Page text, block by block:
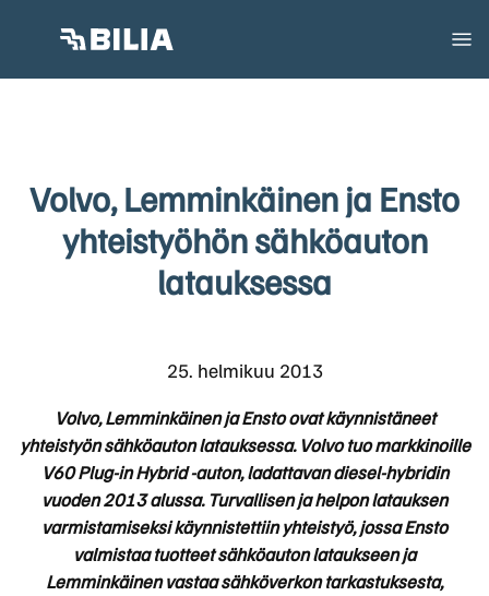
Volvo, Lemminkäinen ja Ensto
yhteistyöhön sähköauton
latauksessa
25. helmikuu 2013
Volvo, Lemminkäinen ja Ensto ovat käynnistäneet
yhteistyön sähköauton latauksessa. Volvo tuo markkinoille
V60 Plug-in Hybrid -auton, ladattavan diesel-hybridin
vuoden 2013 alussa. Turvallisen ja helpon latauksen
varmistamiseksi käynnistettiin yhteistyö, jossa Ensto
valmistaa tuotteet sähköauton lataukseen ja
Lemminkäinen vastaa sähköverkon tarkastuksesta,